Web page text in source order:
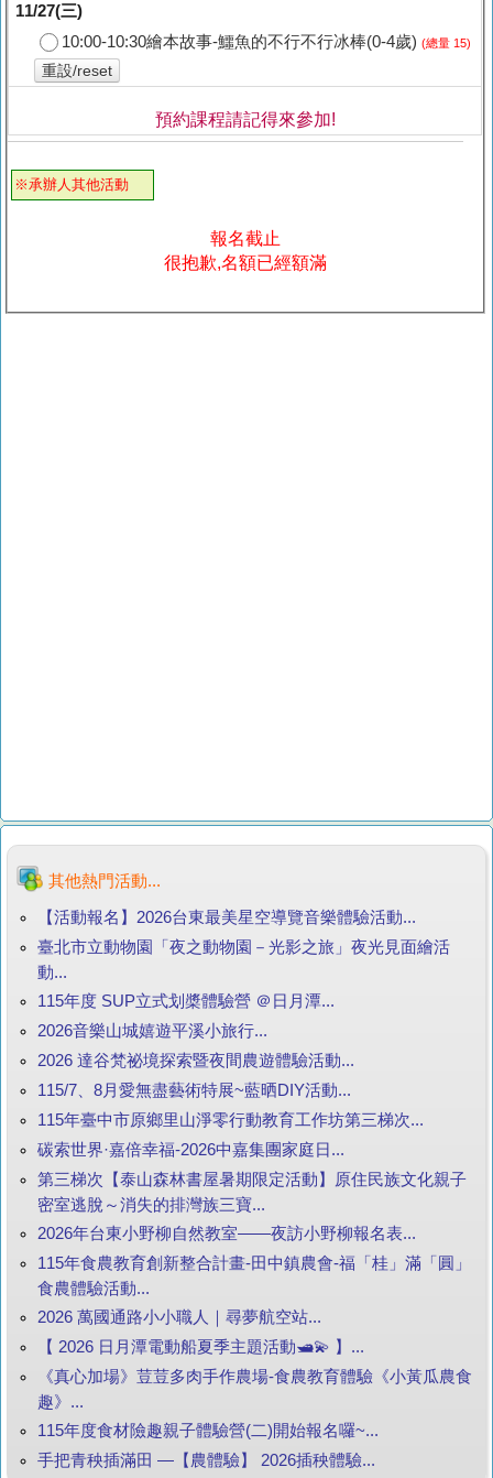
11/27(三)
10:00-10:30繪本故事-鱷魚的不行不行冰棒(0-4歲) (總量 15)
重設/reset
預約課程請記得來參加!
※承辦人其他活動
報名截止
很抱歉,名額已經額滿
其他熱門活動...
【活動報名】2026台東最美星空導覽音樂體驗活動...
臺北市立動物園「夜之動物園－光影之旅」夜光見面繪活
動...
115年度 SUP立式划槳體驗營 ＠日月潭...
2026音樂山城嬉遊平溪小旅行...
2026 達谷梵祕境探索暨夜間農遊體驗活動...
115/7、8月愛無盡藝術特展~藍晒DIY活動...
115年臺中市原鄉里山淨零行動教育工作坊第三梯次...
碳索世界·嘉倍幸福-2026中嘉集團家庭日...
第三梯次【泰山森林書屋暑期限定活動】原住民族文化親子
密室逃脫～消失的排灣族三寶...
2026年台東小野柳自然教室——夜訪小野柳報名表...
115年食農教育創新整合計畫-田中鎮農會-福「桂」滿「圓」
食農體驗活動...
2026 萬國通路小小職人｜尋夢航空站...
【 2026 日月潭電動船夏季主題活動🛥️💫 】...
《真心加場》荳荳多肉手作農場-食農教育體驗《小黃瓜農食
趣》...
115年度食材險趣親子體驗營(二)開始報名囉~...
手把青秧插滿田 —【農體驗】 2026插秧體驗...